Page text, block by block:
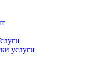
услуги